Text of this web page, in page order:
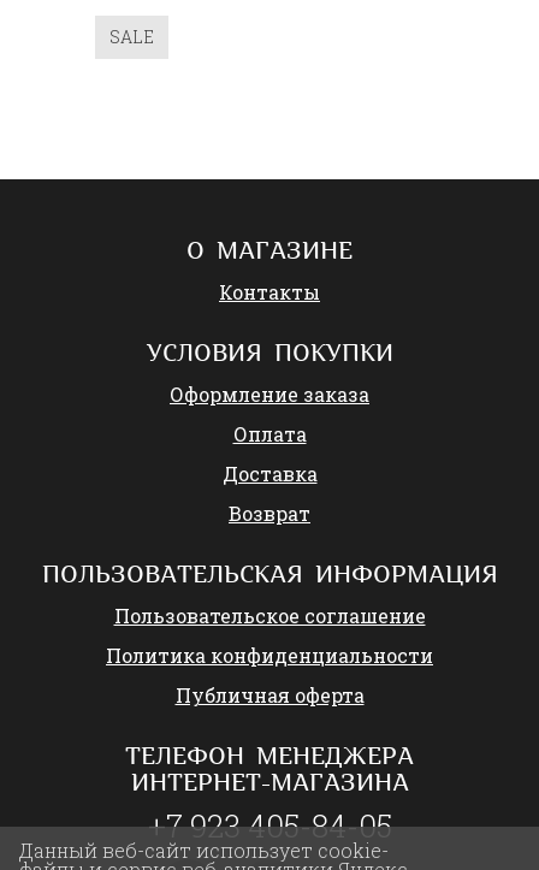
SALE
О МАГАЗИНЕ
Контакты
УСЛОВИЯ ПОКУПКИ
Оформление заказа
Оплата
Доставка
Возврат
ПОЛЬЗОВАТЕЛЬСКАЯ ИНФОРМАЦИЯ
Пользовательское соглашение
Политика конфиденциальности
Публичная оферта
ТЕЛЕФОН МЕНЕДЖЕРА
ИНТЕРНЕТ-МАГАЗИНА
+7 923 405-84-05
Данный веб-сайт использует cookie-